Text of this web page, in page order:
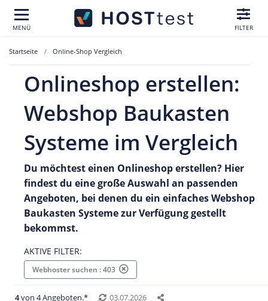
MENÜ FILTER
Startseite Online-Shop Vergleich
Onlineshop erstellen:
Webshop Baukasten
Systeme im Vergleich
Du möchtest einen Onlineshop erstellen? Hier
findest du eine große Auswahl an passenden
Angeboten, bei denen du ein einfaches Webshop
Baukasten Systeme zur Verfügung gestellt
bekommst.
AKTIVE FILTER:
Webhoster suchen : 403
4von 4 Angeboten.* 03.07.2026